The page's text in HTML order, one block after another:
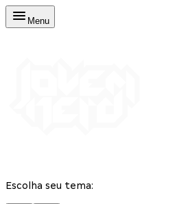
Menu
Escolha seu tema: